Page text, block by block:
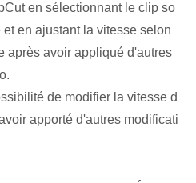
en sélectionnant le clip so
en ajustant la vitesse selon
après avoir appliqué d'autres
de modifier la vitesse d
apporté d'autres modificati